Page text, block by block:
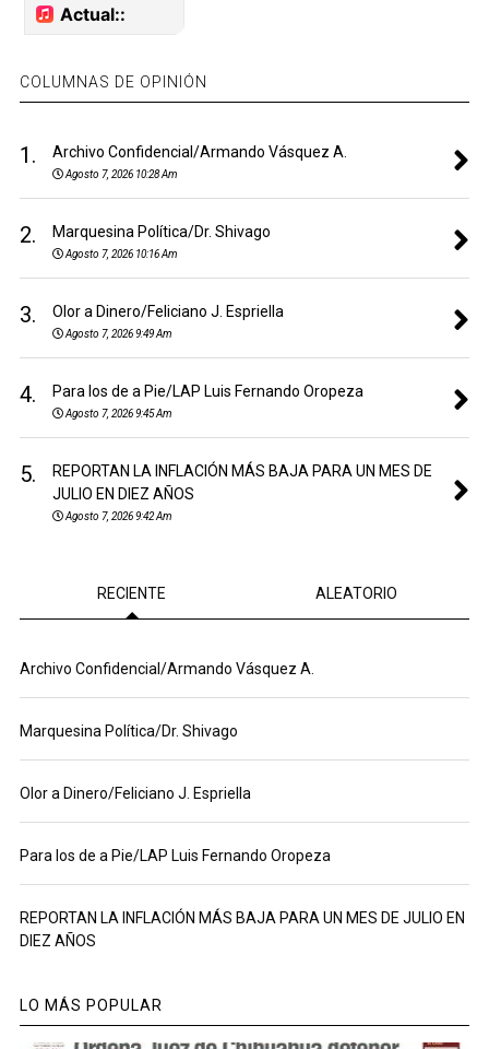
COLUMNAS DE OPINIÓN
1. Archivo Confidencial/Armando Vásquez A.
Agosto 7, 2026 10:28 Am
2. Marquesina Política/Dr. Shivago
Agosto 7, 2026 10:16 Am
3. Olor a Dinero/Feliciano J. Espriella
Agosto 7, 2026 9:49 Am
4. Para los de a Pie/LAP Luis Fernando Oropeza
Agosto 7, 2026 9:45 Am
5.
REPORTAN LA INFLACIÓN MÁS BAJA PARA UN MES DE
JULIO EN DIEZ AÑOS
Agosto 7, 2026 9:42 Am
RECIENTE ALEATORIO
Archivo Confidencial/Armando Vásquez A.
Marquesina Política/Dr. Shivago
Olor a Dinero/Feliciano J. Espriella
Para los de a Pie/LAP Luis Fernando Oropeza
REPORTAN LA INFLACIÓN MÁS BAJA PARA UN MES DE JULIO EN
DIEZ AÑOS
LO MÁS POPULAR